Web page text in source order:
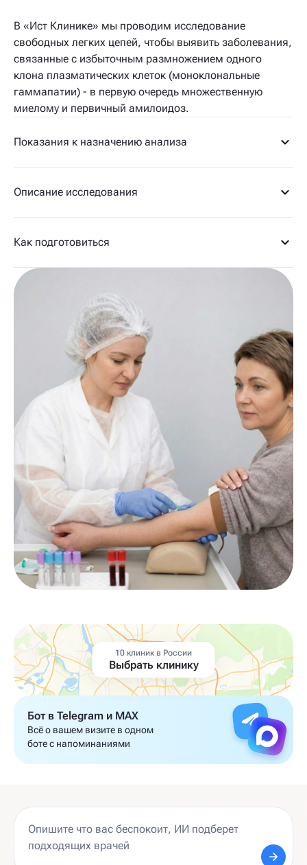
В «Ист Клинике» мы проводим исследование
свободных легких цепей, чтобы выявить заболевания,
связанные с избыточным размножением одного
клона плазматических клеток (моноклональные
гаммапатии) - в первую очередь множественную
миелому и первичный амилоидоз.
Показания к назначению анализа
Описание исследования
Как подготовиться
10 клиник в России
Выбрать клинику
Бот в Telegram и MAX
Всё о вашем визите в одном
боте с напоминаниями